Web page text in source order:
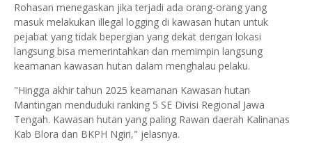
Rohasan menegaskan jika terjadi ada orang-orang yang
masuk melakukan illegal logging di kawasan hutan untuk
pejabat yang tidak bepergian yang dekat dengan lokasi
langsung bisa memerintahkan dan memimpin langsung
keamanan kawasan hutan dalam menghalau pelaku.
"Hingga akhir tahun 2025 keamanan Kawasan hutan
Mantingan menduduki ranking 5 SE Divisi Regional Jawa
Tengah. Kawasan hutan yang paling Rawan daerah Kalinanas
Kab Blora dan BKPH Ngiri," jelasnya.